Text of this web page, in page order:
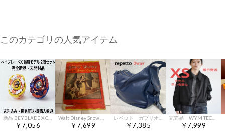
このカテゴリの人気アイテム
新品 BEYBLADE X CX-00 ホーネットフォート バックスアントラーズ
￥7,056 ￥7,699 ￥7,385
完売品 WYM TECH WOOL GABARDINE ZIP BLOUSON
￥7,999